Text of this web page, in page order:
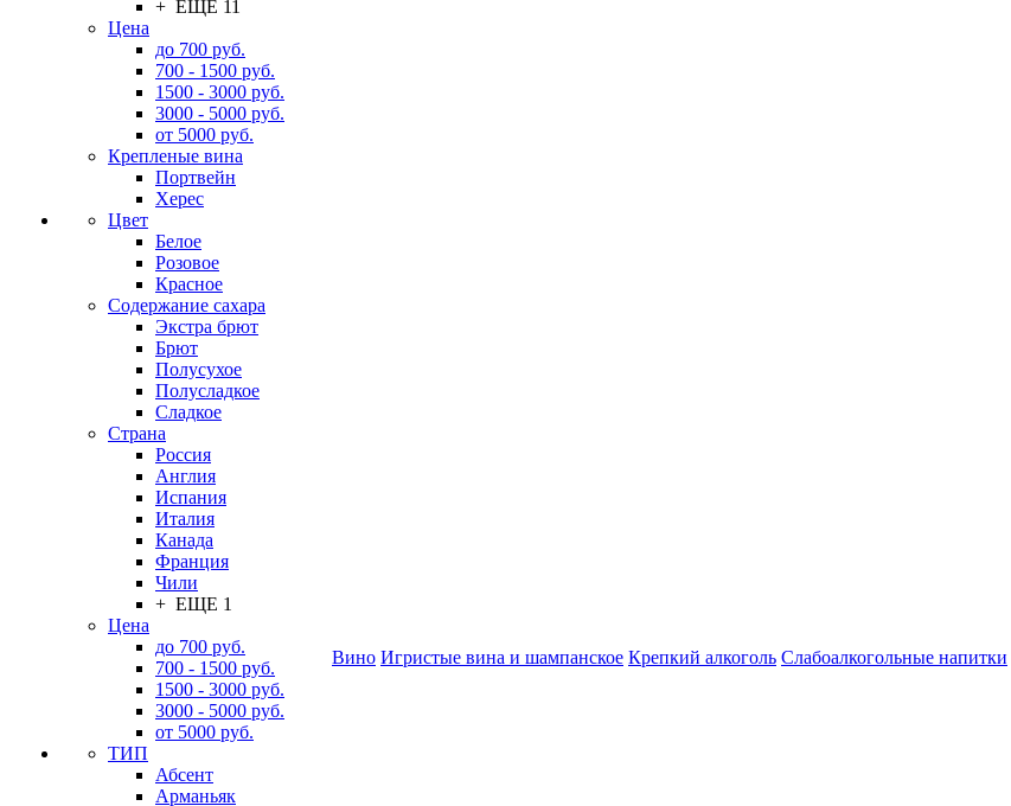
+ ЕЩЕ 11
Цена
до 700 руб.
700 - 1500 руб.
1500 - 3000 руб.
3000 - 5000 руб.
от 5000 руб.
Крепленые вина
Портвейн
Херес
Цвет
Белое
Розовое
Красное
Содержание сахара
Экстра брют
Брют
Полусухое
Полусладкое
Сладкое
Страна
Россия
Англия
Испания
Италия
Канада
Франция
Чили
+ ЕЩЕ 1
Цена
до 700 руб.
700 - 1500 руб.
1500 - 3000 руб.
3000 - 5000 руб.
от 5000 руб.
ТИП
Абсент
Арманьяк
Вино Игристые вина и шампанское Крепкий алкоголь Слабоалкогольные напитки